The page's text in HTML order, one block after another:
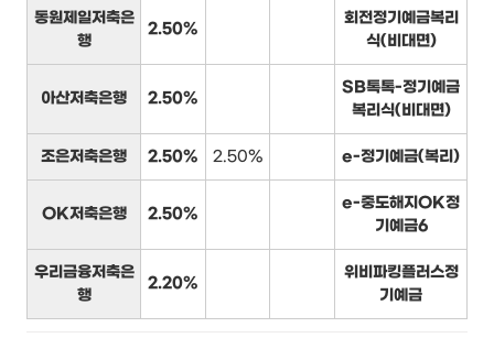
동원제일저축은
행
2.50%
회전정기예금복리
식(비대면)
아산저축은행 2.50%
SB톡톡-정기예금
복리식(비대면)
조은저축은행 2.50% 2.50% e-정기예금(복리)
OK저축은행 2.50%
e-중도해지OK정
기예금6
우리금융저축은
행
2.20%
위비파킹플러스정
기예금